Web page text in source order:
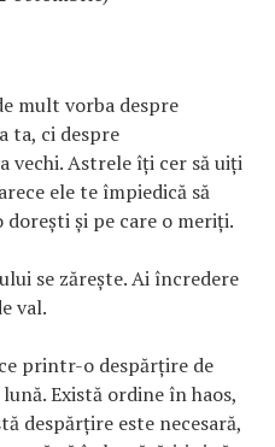
mult vorba despre
ta, ci despre
vechi. Astrele îți cer să uiți
ele te împiedică să
și pe care o meriți.
se zărește. Ai încredere
val.
printr-o despărțire de
Există ordine în haos,
despărțire este necesară,